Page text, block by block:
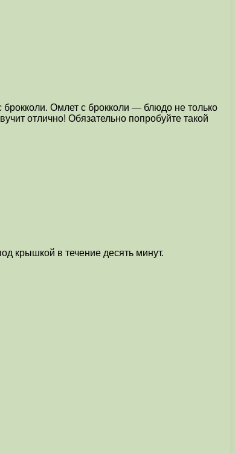
Омлет с брокколи — блюдо не только
отлично! Обязательно попробуйте такой
крышкой в течение десять минут.